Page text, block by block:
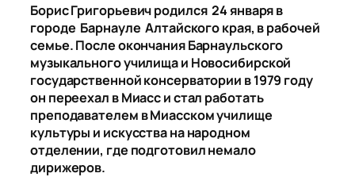
Борис Григорьевич родился 24 января в
городе Барнауле Алтайского края, в рабочей
семье. После окончания Барнаульского
музыкального училища и Новосибирской
государственной консерватории в 1979 году
он переехал в Миасс и стал работать
преподавателем в Миасском училище
культуры и искусства на народном
отделении, где подготовил немало
дирижеров.